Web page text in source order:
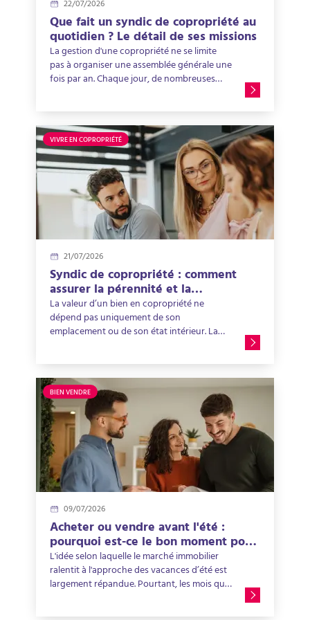
22/07/2026
Que fait un syndic de copropriété au
quotidien ? Le détail de ses missions
La gestion d'une copropriété ne se limite
pas à organiser une assemblée générale une
fois par an. Chaque jour, de nombreuses
fonctionnement de l'immeuble, entretenir
les parties communes, suivre les finances,
gérer les imprévus et accompagner les
copropriétaires. Que fait un syndic de
copropriété au quotidien ? Quelles sont ses
obligations ? Comment intervient-il auprès
des copropriétaires et du conseil syndical ?
Découvrez en détail les missions du syndic
de copropriété et l'intérêt de confier la
gestion de votre immeuble à un syndic
VIVRE EN COPROPRIÉTÉ
21/07/2026
Syndic de copropriété : comment
assurer la pérennité et la
valorisation d’un immeuble ?
La valeur d’un bien en copropriété ne
dépend pas uniquement de son
emplacement ou de son état intérieur. La
également un rôle déterminant. Un
bâtiment bien entretenu, correctement
équipé et suivi dans le temps conserve plus
facilement son attractivité auprès des
acheteurs et des locataires. Dans ce
contexte, le syndic est au cœur de la
gestion de l'immeuble. Au-delà de ses
obligations administratives, il contribue à la
valorisation d'un immeuble en copropriété
grâce à une gestion rigoureuse, une bonne
accompagnement des copropriétaires dans
leurs décisions. Découvrez comment une
gestion efficace favorise la pérennité du
patrimoine immobilier collectif.
BIEN VENDRE
09/07/2026
Acheter ou vendre avant l'été :
pourquoi est-ce le bon moment pour
concrétiser son projet immobilier ?
L'idée selon laquelle le marché immobilier
ralentit à l'approche des vacances d’été est
largement répandue. Pourtant, les mois qui
souvent une période particulièrement